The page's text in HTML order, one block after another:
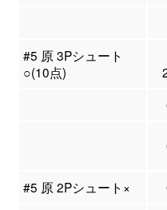
#5 原 3Pシュート
○(10点)
#5 原 2Pシュート×